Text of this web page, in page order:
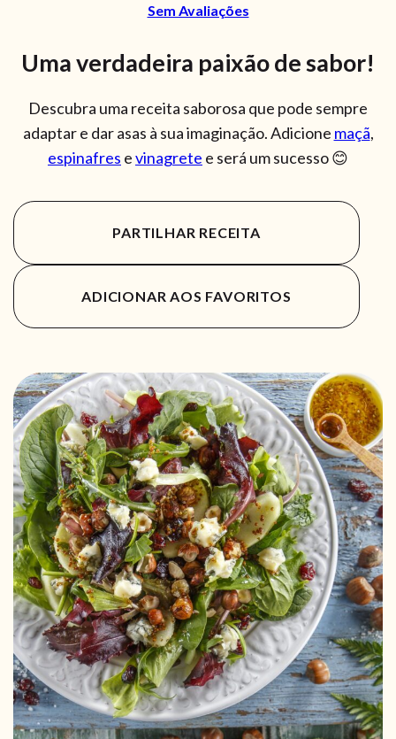
Sem Avaliações
Uma verdadeira paixão de sabor!
Descubra uma receita saborosa que pode sempre
adaptar e dar asas à sua imaginação. Adicione maçã,
espinafres evinagrete e será um sucesso 😊
PARTILHAR RECEITA
ADICIONAR AOS FAVORITOS